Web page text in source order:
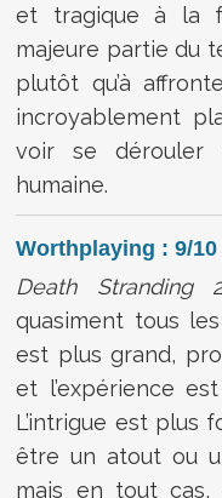
et tragique à la
majeure partie du
plutôt qu’à
incroyablement
voir se dérouler
humaine.
Worthplaying : 9/10
Death Stranding
quasiment tous
est plus grand,
et l’expérience
L’intrigue est plus
être un atout ou
mais en tout cas,